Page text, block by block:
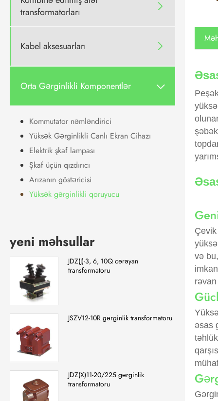
transformatorları

Kabel aksesuarları 
Orta Gərginlikli Komponentlər 
Kommutator nəmləndirici
Yüksək Gərginlikli Canlı Ekran Cihazı
Elektrik şkaf lampası
Şkaf üçün qızdırıcı
Arızanın göstəricisi
Yüksək gərginlikli qoruyucu
yeni məhsullar
JDZ(J)-3, 6, 10Q cərəyan
transformatoru
JSZV12-10R gərginlik transformatoru
JDZ(X)11-20/225 gərginlik
transformatoru
və
əsas